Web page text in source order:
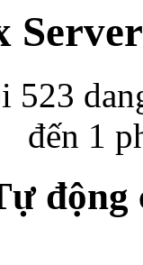
523
đến 1
động